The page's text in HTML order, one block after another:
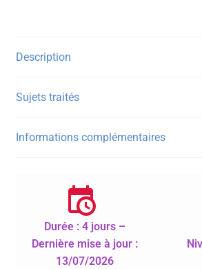
Microsoft
Description
Sujets traités
Informations complémentaires
Durée : 4 jours –
Dernière mise à jour :
13/07/2026